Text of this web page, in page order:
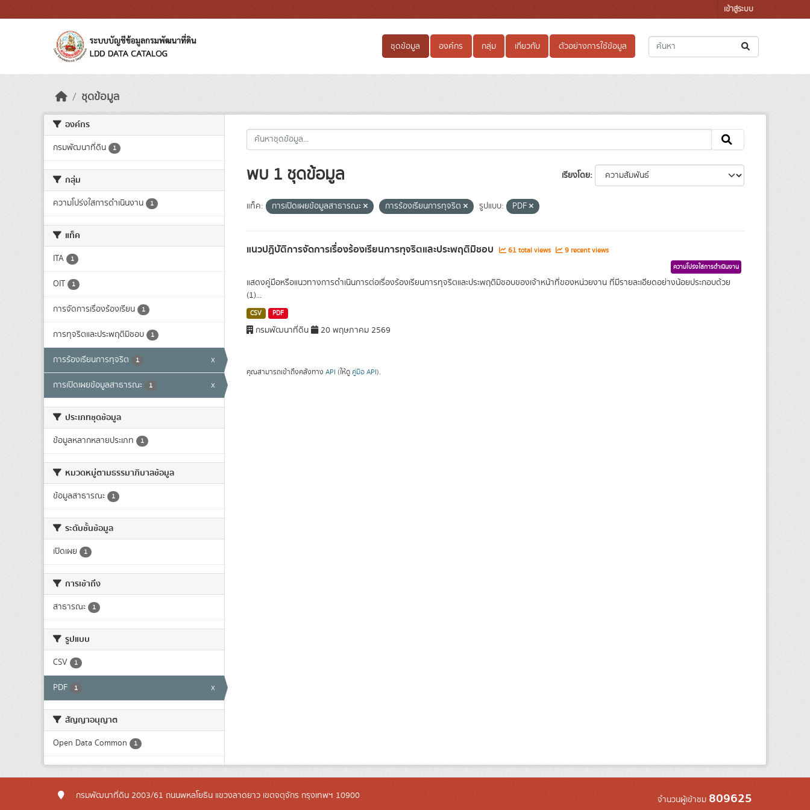
เข้าสู่ระบบ
ชุดข้อมูล องค์กร กลุ่ม เกี่ยวกับ ตัวอย่างการใช้ข้อมูล
ชุดข้อมูล
องค์กร
กรมพัฒนาที่ดิน 1
กลุ่ม
ความโปร่งใสการดำเนินงาน 1
แท็ค
ITA 1
OIT 1
การจัดการเรื่องร้องเรียน 1
การทุจริตและประพฤติมิชอบ 1
การร้องเรียนการทุจริต 1 x
การเปิดเผยข้อมูลสาธารณะ 1 x
ประเภทชุดข้อมูล
ข้อมูลหลากหลายประเภท 1
หมวดหมู่ตามธรรมาภิบาลข้อมูล
ข้อมูลสาธารณะ 1
ระดับชั้นข้อมูล
เปิดเผย 1
การเข้าถึง
สาธารณะ 1
รูปแบบ
CSV 1
PDF 1 x
สัญญาอนุญาต
Open Data Common 1
เรียงโดย
พบ 1 ชุดข้อมูล
แท็ค: การเปิดเผยข้อมูลสาธารณะ การร้องเรียนการทุจริต รูปแบบ: PDF
แนวปฏิบัติการจัดการเรื่องร้องเรียนการทุจริตและประพฤติมิชอบ 61 total views 9 recent views
ความโปร่งใสการดำเนินงาน
แสดงคู่มือหรือแนวทางการดำเนินการต่อเรื่องร้องเรียนการทุจริตและประพฤติมิชอบของเจ้าหน้าที่ของหน่วยงาน ที่มีรายละเอียดอย่างน้อยประกอบด้วย
(1)...
CSV PDF
กรมพัฒนาที่ดิน 20 พฤษภาคม 2569
คุณสามารถเข้าถึงคลังทาง API (ให้ดู คู่มือ API).
กรมพัฒนาที่ดิน 2003/61 ถนนพหลโยธิน แขวงลาดยาว เขตจตุจักร กรุงเทพฯ 10900 จำนวนผู้เข้าชม 809625